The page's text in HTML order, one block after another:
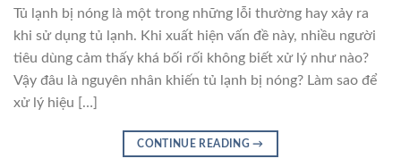
Tủ lạnh bị nóng là một trong những lỗi thường hay xảy ra
khi sử dụng tủ lạnh. Khi xuất hiện vấn đề này, nhiều người
tiêu dùng cảm thấy khá bối rối không biết xử lý như nào?
Vậy đâu là nguyên nhân khiến tủ lạnh bị nóng? Làm sao để
xử lý hiệu […]
CONTINUE READING→